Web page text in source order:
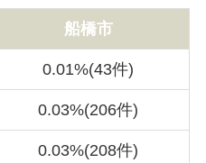
船橋市
0.01%(43件)
0.03%(206件)
0.03%(208件)